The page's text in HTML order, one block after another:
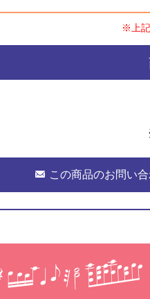
※上記
この商品のお問い